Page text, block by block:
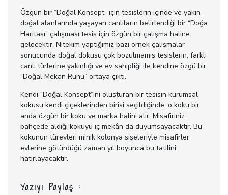
Özgün bir “Doğal Konsept” için tesislerin içinde ve yakın
doğal alanlarında yaşayan canlıların belirlendiği bir “Doğa
Haritası” çalışması tesis için özgün bir çalışma haline
gelecektir. Nitekim yaptığımız bazı örnek çalışmalar
sonucunda doğal dokusu çok bozulmamış tesislerin, farklı
canlı türlerine yakınlığı ve ev sahipliği ile kendine özgü bir
“Doğal Mekan Ruhu” ortaya çıktı.
Kendi “Doğal Konsept”ini oluşturan bir tesisin kurumsal
kokusu kendi çiçeklerinden birisi seçildiğinde, o koku bir
anda özgün bir koku ve marka halini alır. Misafiriniz
bahçede aldığı kokuyu iç mekân da duyumsayacaktır. Bu
kokunun türevleri minik kolonya şişeleriyle misafirler
evlerine götürdüğü zaman yıl boyunca bu tatilini
hatırlayacaktır.
Yazıyı Paylaş :